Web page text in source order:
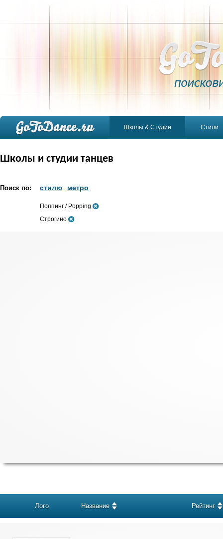
Школы & Студии Стили
Школы и студии танцев
Поиск по: стилю метро
Поппинг / Popping
Строгино
Лого Название Рейтинг